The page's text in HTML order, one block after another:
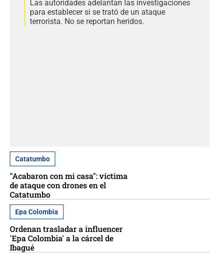
Las autoridades adelantan las investigaciones
para establecer si se trató de un ataque
terrorista. No se reportan heridos.
Catatumbo
"Acabaron con mi casa": víctima
de ataque con drones en el
Catatumbo
Epa Colombia
Ordenan trasladar a influencer
'Epa Colombia' a la cárcel de
Ibagué